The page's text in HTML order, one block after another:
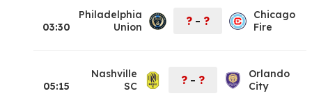
03:30
Philadelphia
Union
? – ?
Chicago
Fire
05:15
Nashville
SC
? – ?
Orlando
City